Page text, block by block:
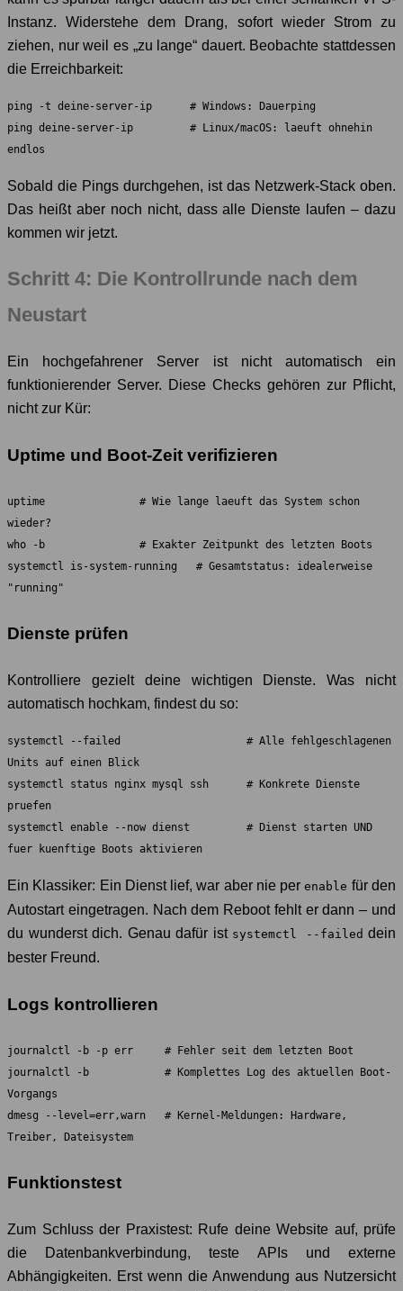
Instanz. Widerstehe dem Drang, sofort wieder Strom zu
ziehen, nur weil es „zu lange“ dauert. Beobachte stattdessen
die Erreichbarkeit:
ping -t deine-server-ip      # Windows: Dauerping
ping deine-server-ip         # Linux/macOS: laeuft ohnehin
endlos
Sobald die Pings durchgehen, ist das Netzwerk-Stack oben.
Das heißt aber noch nicht, dass alle Dienste laufen – dazu
kommen wir jetzt.
Schritt 4: Die Kontrollrunde nach dem
Neustart
Ein hochgefahrener Server ist nicht automatisch ein
funktionierender Server. Diese Checks gehören zur Pflicht,
nicht zur Kür:
Uptime und Boot-Zeit verifizieren
uptime               # Wie lange laeuft das System schon
wieder?
who -b               # Exakter Zeitpunkt des letzten Boots
systemctl is-system-running   # Gesamtstatus: idealerweise
"running"
Dienste prüfen
Kontrolliere gezielt deine wichtigen Dienste. Was nicht
automatisch hochkam, findest du so:
systemctl --failed                    # Alle fehlgeschlagenen
Units auf einen Blick
systemctl status nginx mysql ssh      # Konkrete Dienste
pruefen
systemctl enable --now dienst         # Dienst starten UND
fuer kuenftige Boots aktivieren
Ein Klassiker: Ein Dienst lief, war aber nie perenable für den
Autostart eingetragen. Nach dem Reboot fehlt er dann – und
du wunderst dich. Genau dafür ist systemctl --failed dein
bester Freund.
Logs kontrollieren
journalctl -b -p err     # Fehler seit dem letzten Boot
journalctl -b            # Komplettes Log des aktuellen Boot-
Vorgangs
dmesg --level=err,warn   # Kernel-Meldungen: Hardware,
Treiber, Dateisystem
Funktionstest
Zum Schluss der Praxistest: Rufe deine Website auf, prüfe
die Datenbankverbindung, teste APIs und externe
Abhängigkeiten. Erst wenn die Anwendung aus Nutzersicht